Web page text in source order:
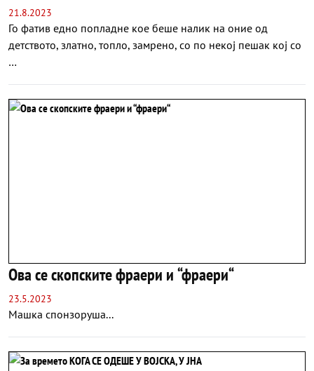
21.8.2023
Го фатив едно попладне кое беше налик на оние од
детството, златно, топло, замрено, со по некој пешак кој со
…
Ова се скопските фраери и “фраери“
23.5.2023
Машка спонзоруша...